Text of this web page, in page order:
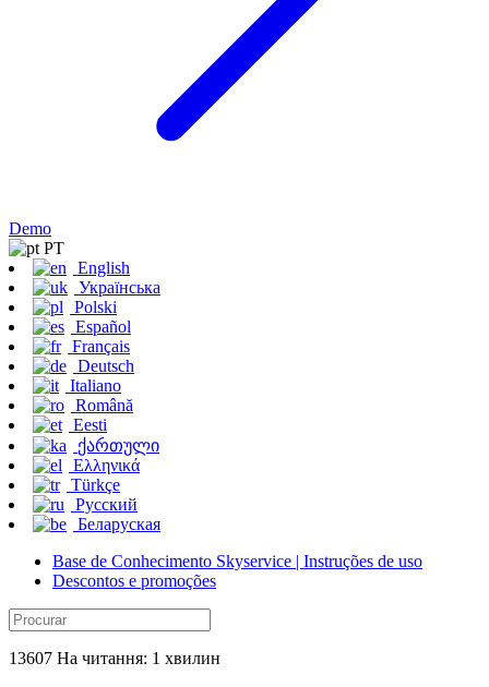
Demo
PT
English
Українська
Polski
Español
Français
Deutsch
Italiano
Română
Eesti
ქართული
Ελληνικά
Türkçe
Русский
Беларуская
Base de Conhecimento Skyservice | Instruções de uso
Descontos e promoções
13607 На читання: 1 хвилин